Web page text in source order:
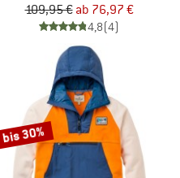
109,95 € ab 76,97 €
4,8(4)
bis 30%